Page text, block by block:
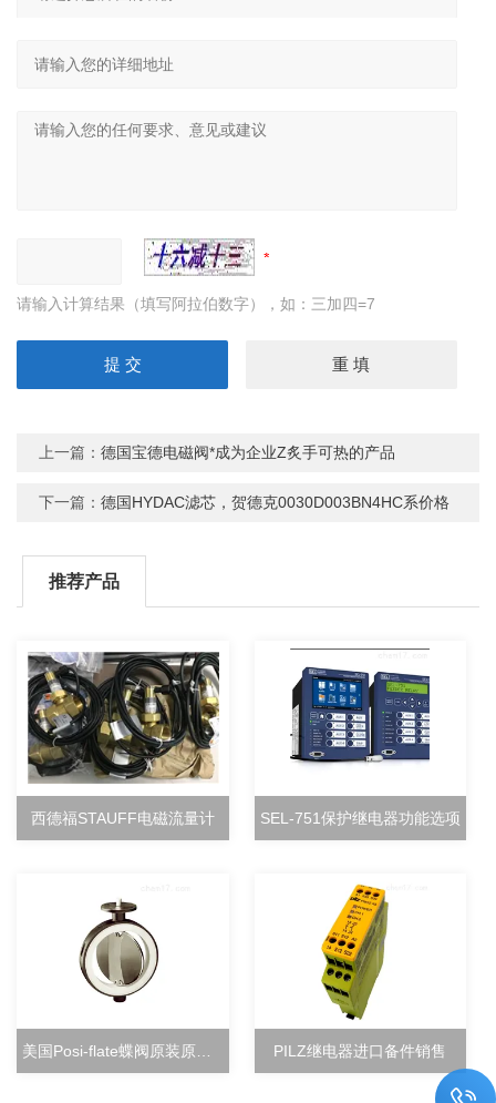
请输入计算结果（填写阿拉伯数字），如：三加四=7
上一篇：德国宝德电磁阀*成为企业Z炙手可热的产品
下一篇：德国HYDAC滤芯，贺德克0030D003BN4HC系价格
推荐产品
西德福STAUFF电磁流量计 SEL-751保护继电器功能选项
PILZ继电器进口备件销售